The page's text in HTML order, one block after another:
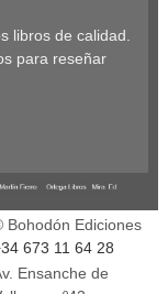
libros de calidad.
para reseñar
Bohodón Ediciones
673 11 64 28
Ensanche de